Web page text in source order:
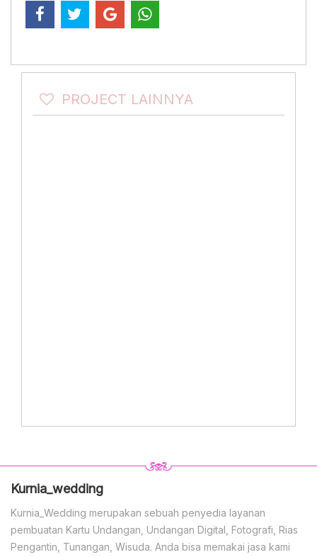
PROJECT LAINNYA
Kurnia_wedding
Kurnia_Wedding merupakan sebuah penyedia layanan
pembuatan Kartu Undangan, Undangan Digital, Fotografi, Rias
Pengantin, Tunangan, Wisuda. Anda bisa memakai jasa kami